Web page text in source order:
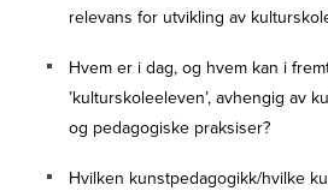
relevans for utvikling av
Hvem er i dag, og hvem kan i
’kulturskoleeleven’, avhengig av
og pedagogiske praksiser?
Hvilken kunstpedagogikk/hvilke